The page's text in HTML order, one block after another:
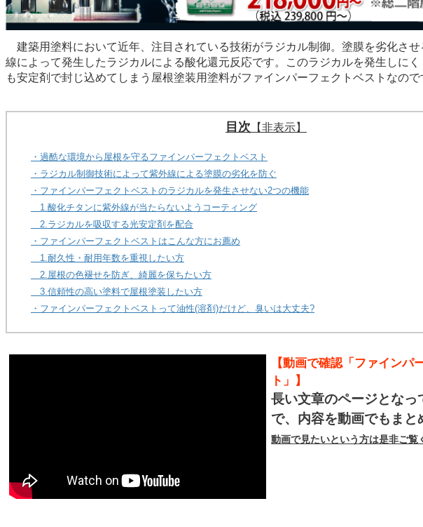
建築用塗料において近年、注目されている技術がラジカル制御。塗膜を劣化さ
線によって発生したラジカルによる酸化還元反応です。このラジカルを発生しに
も安定剤で封じ込めてしまう屋根塗装用塗料がファインパーフェクトベストなので
目次 【非表示】
・過酷な環境から屋根を守るファインパーフェクトベスト
・ラジカル制御技術によって紫外線による塗膜の劣化を防ぐ
・ファインパーフェクトベストのラジカルを発生させない2つの機能
1.酸化チタンに紫外線が当たらないようコーティング
2.ラジカルを吸収する光安定剤を配合
・ファインパーフェクトベストはこんな方にお薦め
1.耐久性・耐用年数を重視したい方
2.屋根の色褪せを防ぎ、綺麗を保ちたい方
3.信頼性の高い塗料で屋根塗装したい方
・ファインパーフェクトベストって油性(溶剤)だけど、臭いは大丈夫?
【動画で確認「ファインパ
ト」】
長い文章のページとなっ
で、内容を動画でもまと
動画で見たいという方は是非ご覧